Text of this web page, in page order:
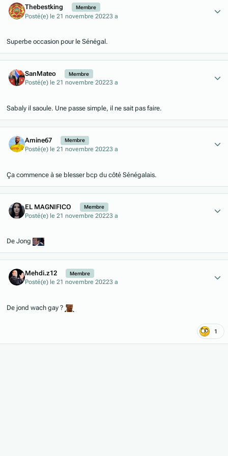
Thebestking Membre
Posté(e) le 21 novembre 20223 a
Superbe occasion pour le Sénégal.
SanMateo Membre
Posté(e) le 21 novembre 20223 a
Sabaly il saoule. Une passe simple, il ne sait pas faire.
Amine67 Membre
Posté(e) le 21 novembre 20223 a
Ça commence à se blesser bcp du côté Sénégalais.
EL MAGNIFICO Membre
Posté(e) le 21 novembre 20223 a
De Jong
Mehdi.z12 Membre
Posté(e) le 21 novembre 20223 a
De jond wach gay ?
1